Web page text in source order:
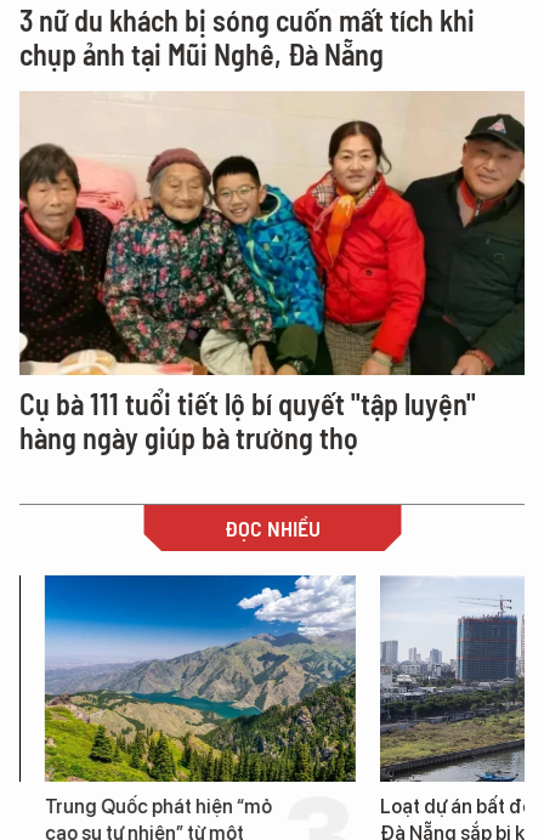
3 nữ du khách bị sóng cuốn mất tích khi
chụp ảnh tại Mũi Nghê, Đà Nẵng
Cụ bà 111 tuổi tiết lộ bí quyết "tập luyện"
hàng ngày giúp bà trường thọ
ĐỌC NHIỀU
Trung Quốc phát hiện “mỏ
cao su tự nhiên” từ một
Loạt dự án bất động
Đà Nẵng sắp bị kiểm